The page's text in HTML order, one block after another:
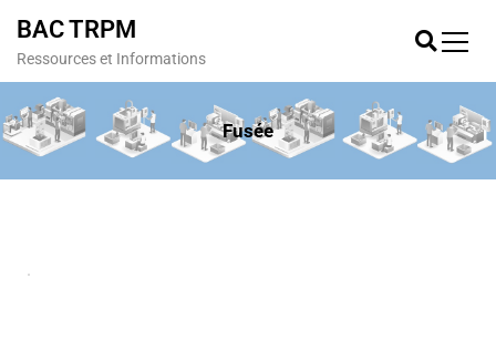
BAC TRPM
Ressources et Informations
Fusée